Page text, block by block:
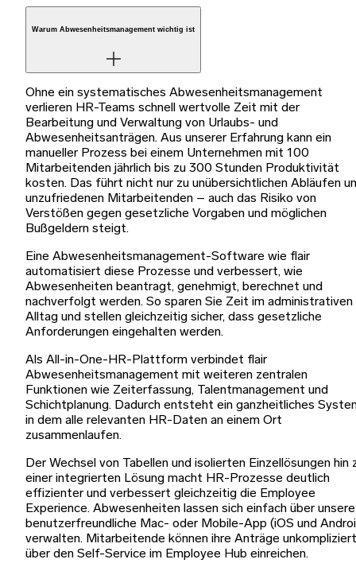
Warum Abwesenheitsmanagement wichtig ist
Ohne ein systematisches Abwesenheitsmanagement
verlieren HR-Teams schnell wertvolle Zeit mit der
Bearbeitung und Verwaltung von Urlaubs- und
Abwesenheitsanträgen. Aus unserer Erfahrung kann ein
manueller Prozess bei einem Unternehmen mit 100
Mitarbeitenden jährlich bis zu 300 Stunden Produktivität
kosten. Das führt nicht nur zu unübersichtlichen Abläufen
unzufriedenen Mitarbeitenden – auch das Risiko von
Verstößen gegen gesetzliche Vorgaben und möglichen
Bußgeldern steigt.
Eine Abwesenheitsmanagement-Software wie flair
automatisiert diese Prozesse und verbessert, wie
Abwesenheiten beantragt, genehmigt, berechnet und
nachverfolgt werden. So sparen Sie Zeit im administrativen
Alltag und stellen gleichzeitig sicher, dass gesetzliche
Anforderungen eingehalten werden.
Als All-in-One-HR-Plattform verbindet flair
Abwesenheitsmanagement mit weiteren zentralen
Funktionen wie Zeiterfassung, Talentmanagement und
Schichtplanung. Dadurch entsteht ein ganzheitliches
in dem alle relevanten HR-Daten an einem Ort
zusammenlaufen.
Der Wechsel von Tabellen und isolierten Einzellösungen hin
einer integrierten Lösung macht HR-Prozesse deutlich
effizienter und verbessert gleichzeitig die Employee
Experience. Abwesenheiten lassen sich einfach über unsere
benutzerfreundliche Mac- oder Mobile-App (iOS und
verwalten. Mitarbeitende können ihre Anträge unkompliziert
über den Self-Service im Employee Hub einreichen.